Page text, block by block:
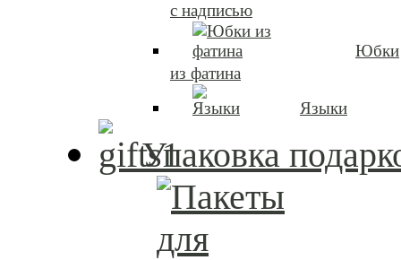
с надписью
Юбки
из фатина
Языки
Упаковка